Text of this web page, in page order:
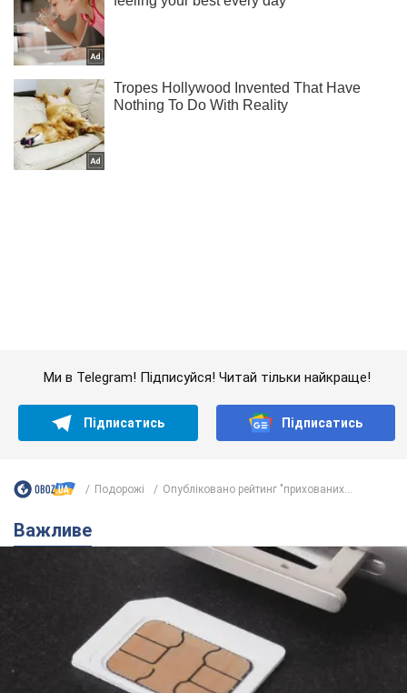
Українці масово переносять свої мобільні
номери на одного й того самого оператора: на
який найчастіше переходять
Мобільні тарифи досягли критичної межі
65,7 т.